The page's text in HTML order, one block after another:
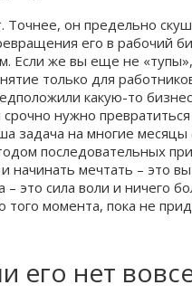
Точнее, он предельно
его в рабочий
Если же вы еще не
только для
какую-то
нужно
задача на многие
последовательных
и начинать мечтать – это
– это сила воли и ничего
момента, пока не
его нет